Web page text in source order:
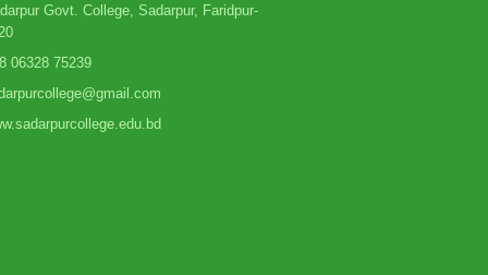
Govt. College, Sadarpur, Faridpur-
06328 75239